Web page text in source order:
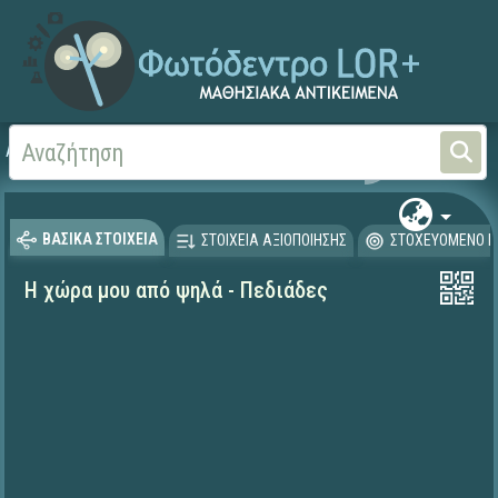
Αρχική
ΒΑΣΙΚΑ ΣΤΟΙΧΕΙΑ ΣΤΟΙΧΕΙΑ ΑΞΙΟΠΟΙΗΣΗΣ ΣΤΟΧΕΥΟΜΕΝΟ
Η χώρα μου από ψηλά - Πεδιάδες